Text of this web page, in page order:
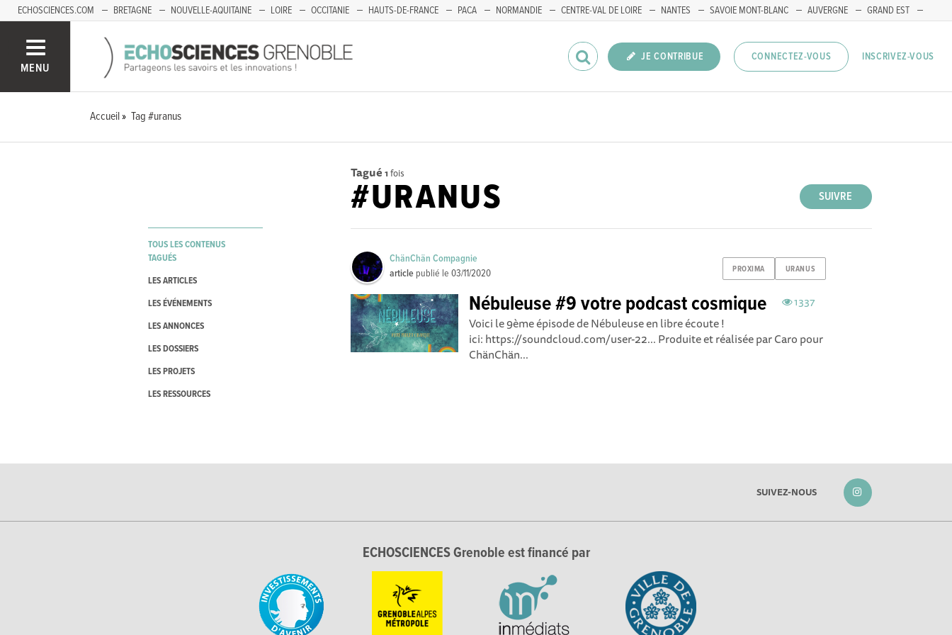
ECHOSCIENCES.COM BRETAGNE NOUVELLE-AQUITAINE LOIRE OCCITANIE HAUTS-DE-FRANCE PACA NORMANDIE CENTRE-VAL DE LOIRE NANTES SAVOIE MONT-BLANC AUVERGNE
GRAND EST
MENU
JE CONTRIBUE CONNECTEZ-VOUS INSCRIVEZ-VOUS
Accueil Tag #uranus
TOUS LES CONTENUS
TAGUÉS
LES ARTICLES
LES ÉVÉNEMENTS
LES ANNONCES
LES DOSSIERS
LES PROJETS
LES RESSOURCES
Tagué 1 fois
SUIVRE
#URANUS
PROXIMA URANUS
ChänChän Compagnie
article publié le03/11/2020
1337
Nébuleuse #9 votre podcast cosmique
Voici le 9ème épisode de Nébuleuse en libre écoute !
ici: https://soundcloud.com/user-22... Produite et réalisée par Caro pour
ChänChän...
SUIVEZ-NOUS
ECHOSCIENCES Grenoble est financé par